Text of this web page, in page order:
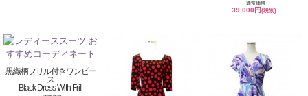
通常価格
39,000円(税別)
黒織柄フリル付きワンピー
ス
Black Dress With Frill